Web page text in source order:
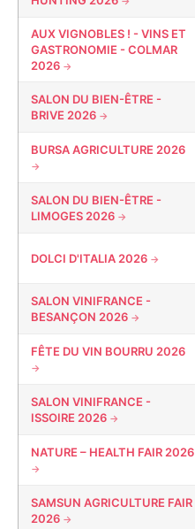
AUX VIGNOBLES ! - VINS ET
GASTRONOMIE - COLMAR
2026
SALON DU BIEN-ÊTRE -
BRIVE 2026
BURSA AGRICULTURE 2026
SALON DU BIEN-ÊTRE -
LIMOGES 2026
DOLCI D'ITALIA 2026
SALON VINIFRANCE -
BESANÇON 2026
FÊTE DU VIN BOURRU 2026
SALON VINIFRANCE -
ISSOIRE 2026
NATURE – HEALTH FAIR 2026
SAMSUN AGRICULTURE FAIR
2026